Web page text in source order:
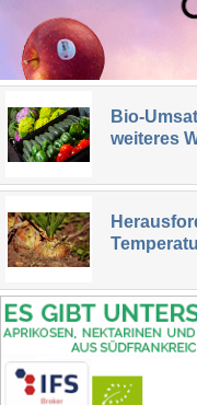
Bio-
weiteres